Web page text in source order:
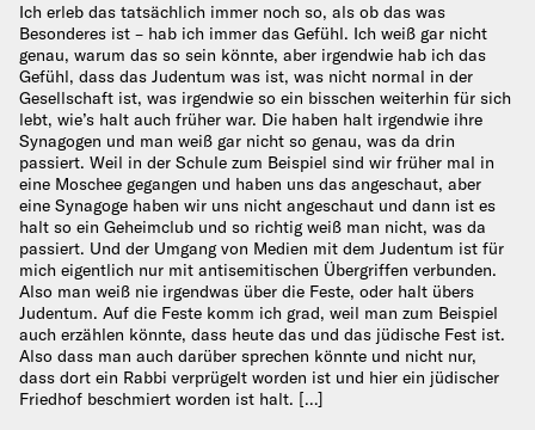
Ich erleb das tatsächlich immer noch so, als ob das was
Besonderes ist – hab ich immer das Gefühl. Ich weiß gar nicht
genau, warum das so sein könnte, aber irgendwie hab ich das
Gefühl, dass das Judentum was ist, was nicht normal in der
Gesellschaft ist, was irgendwie so ein bisschen weiterhin für sich
lebt, wie’s halt auch früher war. Die haben halt irgendwie ihre
Synagogen und man weiß gar nicht so genau, was da drin
passiert. Weil in der Schule zum Beispiel sind wir früher mal in
eine Moschee gegangen und haben uns das angeschaut, aber
eine Synagoge haben wir uns nicht angeschaut und dann ist es
halt so ein Geheimclub und so richtig weiß man nicht, was da
passiert. Und der Umgang von Medien mit dem Judentum ist für
mich eigentlich nur mit antisemitischen Übergriffen verbunden.
Also man weiß nie irgendwas über die Feste, oder halt übers
Judentum. Auf die Feste komm ich grad, weil man zum Beispiel
auch erzählen könnte, dass heute das und das jüdische Fest ist.
Also dass man auch darüber sprechen könnte und nicht nur,
dass dort ein Rabbi verprügelt worden ist und hier ein jüdischer
Friedhof beschmiert worden ist halt. […]